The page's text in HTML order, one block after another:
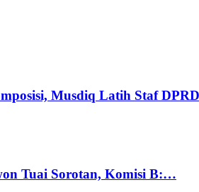
Musdiq Latih Staf
Tuai Sorotan, Komisi B:…